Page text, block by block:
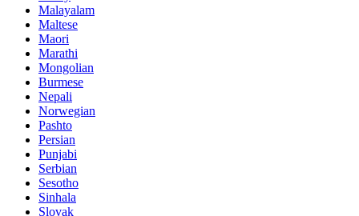
Malayalam
Maltese
Maori
Marathi
Mongolian
Burmese
Nepali
Norwegian
Pashto
Persian
Punjabi
Serbian
Sesotho
Sinhala
Slovak